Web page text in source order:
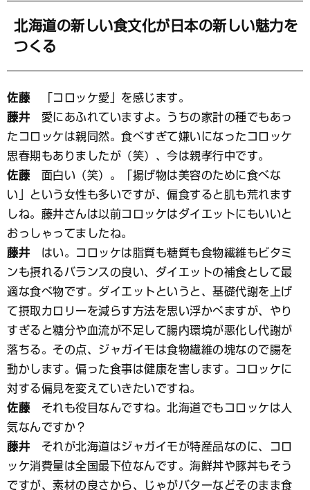
北海道の新しい食文化が日本の新しい魅力を
つくる
佐藤「コロッケ愛」を感じます。
藤井愛にあふれていますよ。うちの家計の種でもあっ
たコロッケは親同然。食べすぎて嫌いになったコロッケ
思春期もありましたが（笑）、今は親孝行中です。
佐藤面白い（笑）。「揚げ物は美容のために食べな
い」という女性も多いですが、偏食すると肌も荒れます
しね。藤井さんは以前コロッケはダイエットにもいいと
おっしゃってましたね。
藤井はい。コロッケは脂質も糖質も食物繊維もビタミ
ンも摂れるバランスの良い、ダイエットの補食として最
適な食べ物です。ダイエットというと、基礎代謝を上げ
て摂取カロリーを減らす方法を思い浮かべますが、やり
すぎると糖分や血流が不足して腸内環境が悪化し代謝が
落ちる。その点、ジャガイモは食物繊維の塊なので腸を
動かします。偏った食事は健康を害します。コロッケに
対する偏見を変えていきたいですね。
佐藤それも役目なんですね。北海道でもコロッケは人
気なんですか？
藤井それが北海道はジャガイモが特産品なのに、コロ
ッケ消費量は全国最下位なんです。海鮮丼や豚丼もそう
ですが、素材の良さから、じゃがバターなどそのまま食